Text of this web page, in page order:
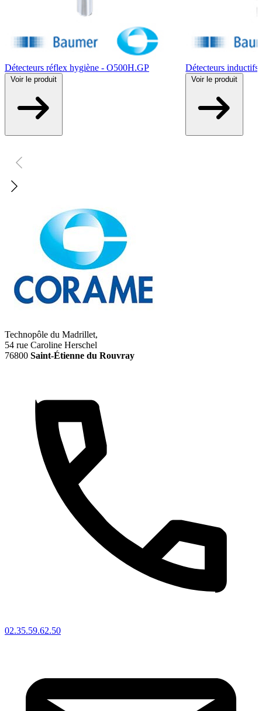
Détecteurs réflex hygiène - O500H.GP
Voir le produit
Détecteurs
Voir le produit
Technopôle du Madrillet,
54 rue Caroline Herschel
76800 Saint-Étienne du Rouvray
02.35.59.62.50